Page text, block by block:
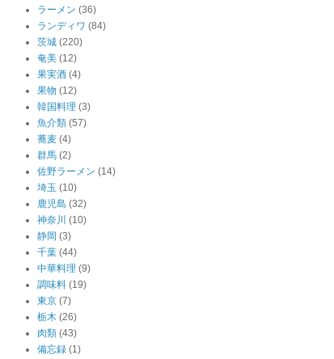
ラーメン (36)
ランディワ (84)
茨城 (220)
奄美 (12)
果実酒 (4)
果物 (12)
韓国料理 (3)
魚介類 (57)
蕎麦 (4)
群馬 (2)
佐野ラーメン (14)
埼玉 (10)
鹿児島 (32)
神奈川 (10)
静岡 (3)
千葉 (44)
中華料理 (9)
調味料 (19)
東京 (7)
栃木 (26)
肉類 (43)
備忘録 (1)